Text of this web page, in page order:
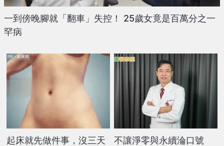
一到傍晚腳就「翻車」失控！ 25歲女竟是百萬分之一
罕病
起床就先做件事，沒三天
PR・新素簡
不讓淨零與永續淪口號